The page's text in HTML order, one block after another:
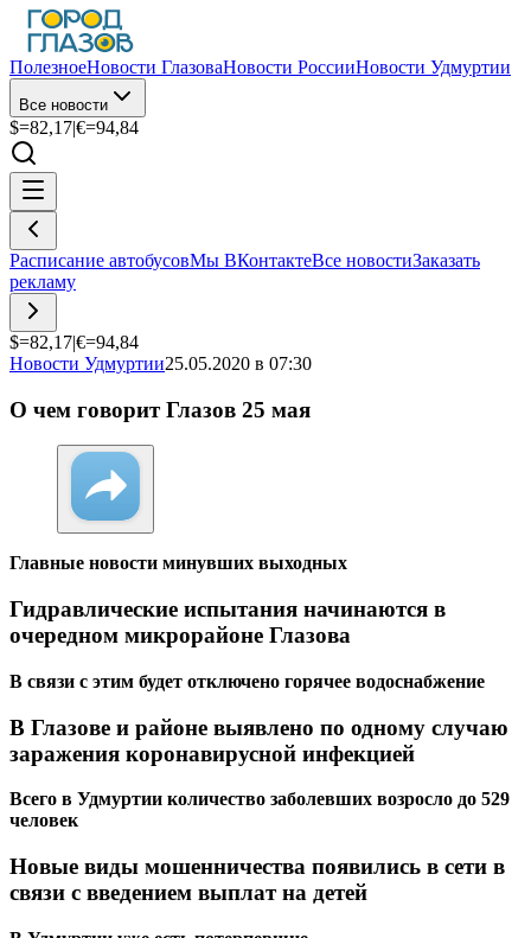
ПолезноеНовости ГлазоваНовости РоссииНовости Удмуртии
Все новости
$=82,17|€=94,84
Расписание автобусовМы ВКонтактеВсе новостиЗаказать
рекламу
$=82,17|€=94,84
Новости Удмуртии25.05.2020 в 07:30
О чем говорит Глазов 25 мая
Главные новости минувших выходных
Гидравлические испытания начинаются в
очередном микрорайоне Глазова
В связи с этим будет отключено горячее водоснабжение
В Глазове и районе выявлено по одному случаю
заражения коронавирусной инфекцией
Всего в Удмуртии количество заболевших возросло до 529
человек
Новые виды мошенничества появились в сети в
связи с введением выплат на детей